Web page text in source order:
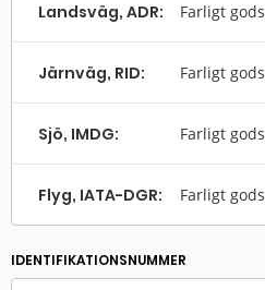
Landsväg, ADR: Farligt gods
Järnväg, RID: Farligt gods
Sjö, IMDG: Farligt gods
Flyg, IATA-DGR: Farligt gods
IDENTIFIKATIONSNUMMER